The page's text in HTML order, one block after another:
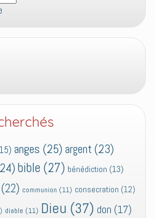
anges (25) argent (23)
bible (27) bénédiction (13)
(22) communion (11) consecration (12)
diable (11) Dieu (37) don (17)